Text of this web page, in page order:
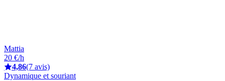
Mattia
20 €/h
4,86(7 avis)
Dynamique et souriant